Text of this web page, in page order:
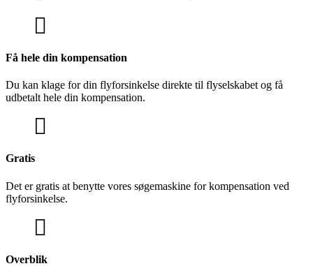
Få hele din kompensation
Du kan klage for din flyforsinkelse direkte til flyselskabet og få
udbetalt hele din kompensation.
Gratis
Det er gratis at benytte vores søgemaskine for kompensation ved
flyforsinkelse.
Overblik